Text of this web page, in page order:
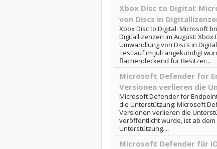
Xbox Disc to Digital:
von Discs in
Xbox Disc to Digital: Microsoft
Digitallizenzen im August: Xbox
Umwandlung von Discs in
Testlauf im Juli angekündigt
flächendeckend für Besitzer...
Microsoft Defender for
Versionen verlieren die
Microsoft Defender for
die Unterstützung: Microsoft
Versionen verlieren die
veröffentlicht wurde, ist ab dem
Unterstützung....
Microsoft Defender für